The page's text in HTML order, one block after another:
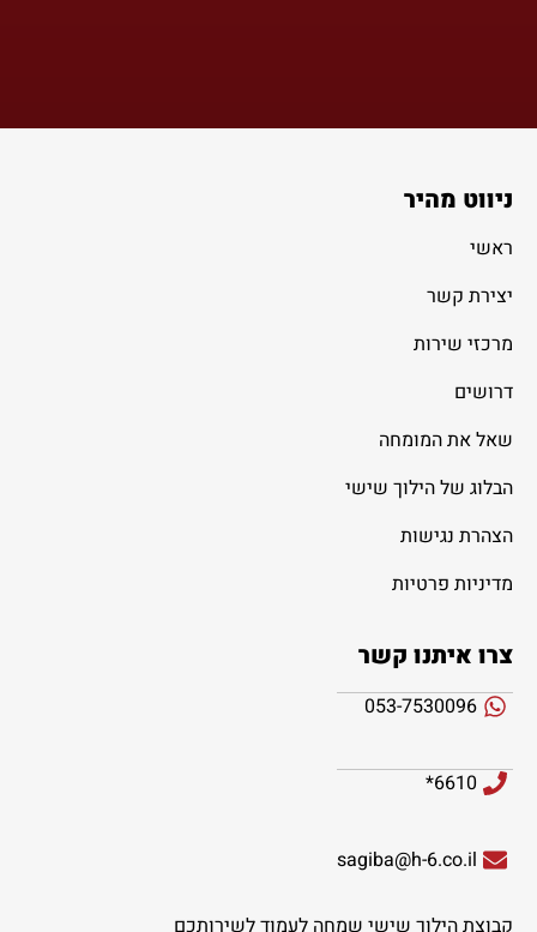
ניווט מהיר
ראשי
יצירת קשר
מרכזי שירות
דרושים
שאל את המומחה
הבלוג של הילוך שישי
הצהרת נגישות
מדיניות פרטיות
צרו איתנו קשר
053-7530096
6610*
sagiba@h-6.co.il
קבוצת הילוך שישי שמחה לעמוד לשירותכם